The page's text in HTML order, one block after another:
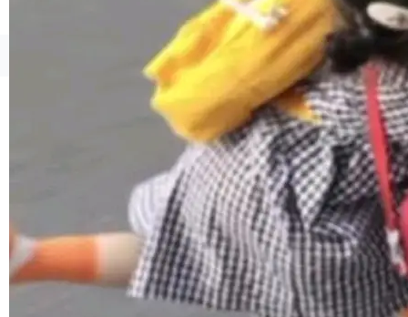
w 不要求标准普通话，方言识别覆盖粤语、吴语
等 10 大方言片区和 20 余个二级小片区。在开
源评测集中，Hy ASR 3.0 preview 在多语种的
©OSCHINA(OSChina.NET) 京ICP备2025119063号